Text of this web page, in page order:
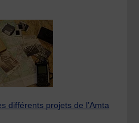
différents projets de l’Amta